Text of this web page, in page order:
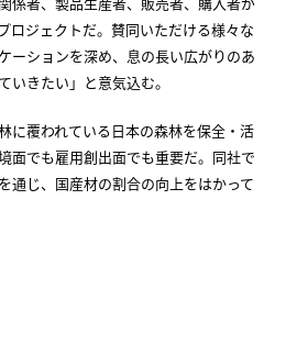
ロジェクトだ。賛同いただける様々な
ーションを深め、息の長い広がりのあ
いきたい」と意気込む。
に覆われている日本の森林を保全・活
面でも雇用創出面でも重要だ。同社で
通じ、国産材の割合の向上をはかって